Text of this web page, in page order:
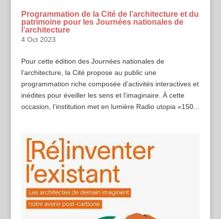
Programmation de la Cité de l’architecture et du
patrimoine pour les Journées nationales de
l’architecture
4 Oct 2023
Pour cette édition des Journées nationales de
l’architecture, la Cité propose au public une
programmation riche composée d’activités interactives et
inédites pour éveiller les sens et l’imaginaire. À cette
occasion, l’institution met en lumière Radio utopia «150...